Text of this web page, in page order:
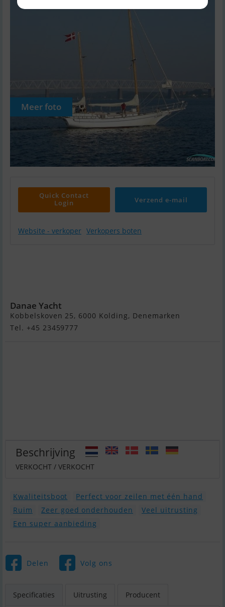
Meer foto
Quick Contact
Login
Verzend e-mail
Website - verkoper Verkopers boten
Danae Yacht
Kobbelskoven 25, 6000 Kolding, Denemarken
Tel. +45 23459777
Beschrijving
VERKOCHT / VERKOCHT
Kwaliteitsboot
Perfect voor zeilen met één hand
Ruim
Zeer goed onderhouden
Veel uitrusting
Een super aanbieding
Delen Volg ons
Specificaties Uitrusting Producent